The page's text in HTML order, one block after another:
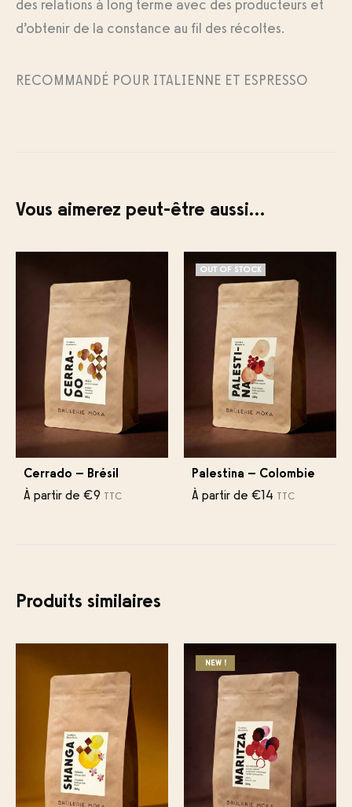
des relations à long terme avec des producteurs et
d’obtenir de la constance au fil des récoltes.
RECOMMANDÉ POUR ITALIENNE ET ESPRESSO
Vous aimerez peut-être aussi…
Cerrado – Brésil
À partir de €9 TTC
OUT OF STOCK
Palestina – Colombie
À partir de €14 TTC
Produits similaires
NEW !